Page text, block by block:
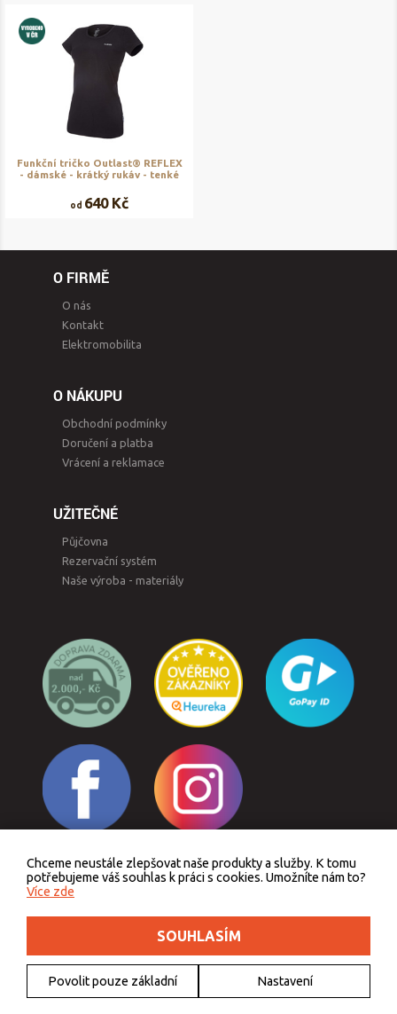
Funkční tričko Outlast® REFLEX
- dámské - krátký rukáv - tenké
od 640 Kč
O FIRMĚ
O nás
Kontakt
Elektromobilita
O NÁKUPU
Obchodní podmínky
Doručení a platba
Vrácení a reklamace
UŽITEČNÉ
Půjčovna
Rezervační systém
Naše výroba - materiály
Odstoupit od smlouvy
Podle zákona o evidenci tržeb je prodávající povinen vystavit kupujícímu účtenku.
Zároveň je povinen zaevidovat přijatou tržbu u správce daně online, v případě
technického výpadku pak nejpozději do 48 hodin.
© 2011 - 2026 Outdoorkids.cz, webdesignDriveNet s.r.o., icons
Chceme neustále zlepšovat naše produkty a služby. K tomu
potřebujeme váš souhlas k práci s cookies. Umožníte nám to?
Více zde
SOUHLASÍM
Povolit pouze základní Nastavení